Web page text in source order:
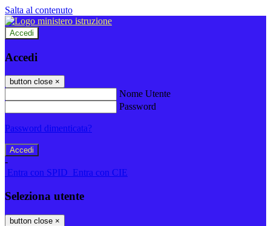
Salta al contenuto
Accedi
Accedi
button close ×
Nome Utente
Password
Password dimenticata?
-
Entra con SPID Entra con CIE
Seleziona utente
button close ×